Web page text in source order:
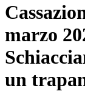
marzo
un